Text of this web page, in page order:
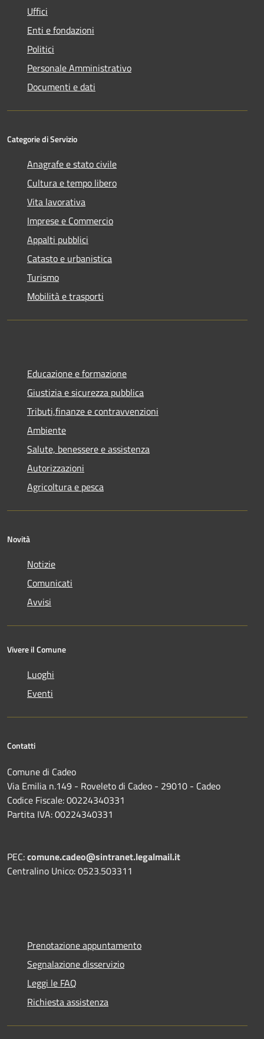
Uffici
Enti e fondazioni
Politici
Personale Amministrativo
Documenti e dati
Categorie di Servizio
Anagrafe e stato civile
Cultura e tempo libero
Vita lavorativa
Imprese e Commercio
Appalti pubblici
Catasto e urbanistica
Turismo
Mobilità e trasporti
Educazione e formazione
Giustizia e sicurezza pubblica
Tributi,finanze e contravvenzioni
Ambiente
Salute, benessere e assistenza
Autorizzazioni
Agricoltura e pesca
Novità
Notizie
Comunicati
Avvisi
Vivere il Comune
Luoghi
Eventi
Contatti
Comune di Cadeo
Via Emilia n.149 - Roveleto di Cadeo - 29010 - Cadeo
Codice Fiscale: 00224340331
Partita IVA: 00224340331
PEC:comune.cadeo@sintranet.legalmail.it
Centralino Unico: 0523.503311
Prenotazione appuntamento
Segnalazione disservizio
Leggi le FAQ
Richiesta assistenza